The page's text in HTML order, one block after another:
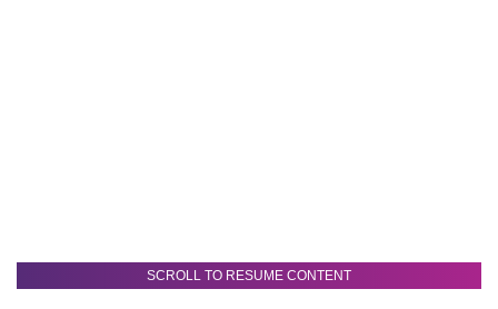
SCROLL TO RESUME CONTENT